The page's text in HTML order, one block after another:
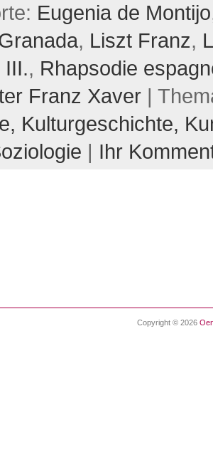
Eugenia de Montijo
, Liszt Franz,
III., Rhapsodie
Franz Xaver|
Kulturgeschichte,
| Ihr
Copyright © 2026